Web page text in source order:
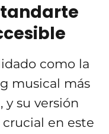
como la
musical más
y su versión
en este